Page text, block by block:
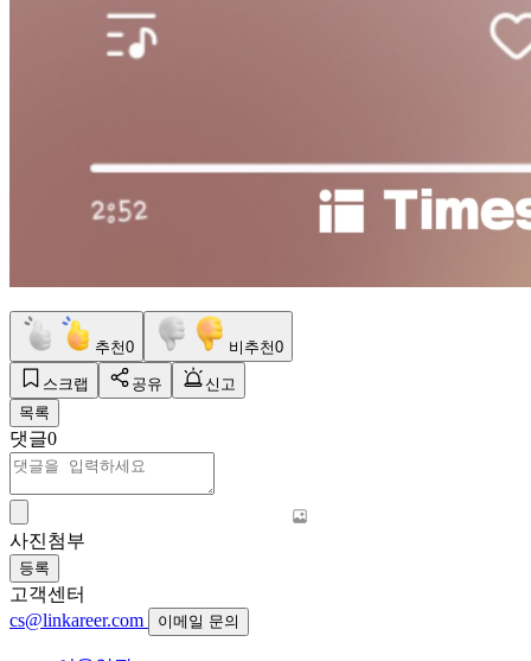
추천0 비추천0
스크랩 공유
신고
목록
댓글0
사진첨부
등록
고객센터
cs@linkareer.com
이메일 문의